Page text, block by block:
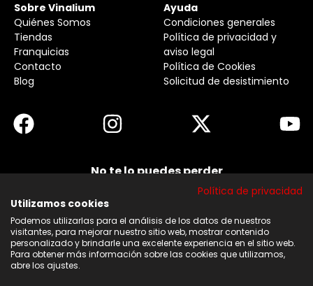
Sobre Vinalium
Quiénes Somos
Tiendas
Franquicias
Contacto
Blog
Ayuda
Condiciones generales
Política de privacidad y
aviso legal
Política de Cookies
Solicitud de desistimiento
No te lo puedes perder
ninguna de nuestras noticias, ofertas y
Acepto los términos y condiciones
Política de privacidad
Utilizamos cookies
Podemos utilizarlas para el análisis de los datos de nuestros
visitantes, para mejorar nuestro sitio web, mostrar contenido
personalizado y brindarle una excelente experiencia en el sitio web.
Para obtener más información sobre las cookies que utilizamos,
abre los ajustes.